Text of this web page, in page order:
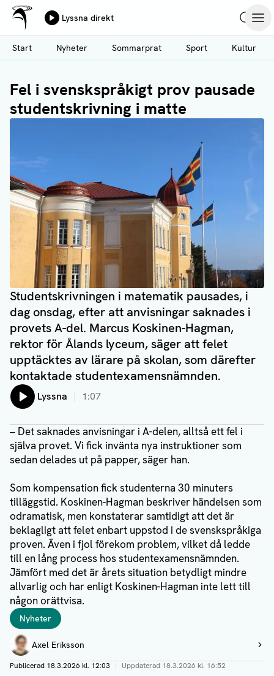
Hoppa
till
huvudinnehåll
Ålands Radio & TV
Lyssna direkt
Start
Nyheter Sommarprat Sport Kultur
Fel i svenskspråkigt prov pausade
studentskrivning i matte
Studentskrivningen i matematik pausades, i
dag onsdag, efter att anvisningar saknades i
provets A-del. Marcus Koskinen-Hagman,
rektor för Ålands lyceum, säger att felet
upptäcktes av lärare på skolan, som därefter
kontaktade studentexamensnämnden.
Lyssna 1:07
– Det saknades anvisningar i A-delen, alltså ett fel i
själva provet. Vi fick invänta nya instruktioner som
sedan delades ut på papper, säger han.
Som kompensation fick studenterna 30 minuters
tilläggstid. Koskinen-Hagman beskriver händelsen som
odramatisk, men konstaterar samtidigt att det är
beklagligt att felet enbart uppstod i de svenskspråkiga
proven. Även i fjol förekom problem, vilket då ledde
till en lång process hos studentexamensnämnden.
Jämfört med det är årets situation betydligt mindre
allvarlig och har enligt Koskinen-Hagman inte lett till
någon orättvisa.
Taggar
Nyheter
Författare
Axel Eriksson
Visa profil
Publicerad 18.3.2026 kl. 12:03 | Uppdaterad 18.3.2026 kl. 16:52